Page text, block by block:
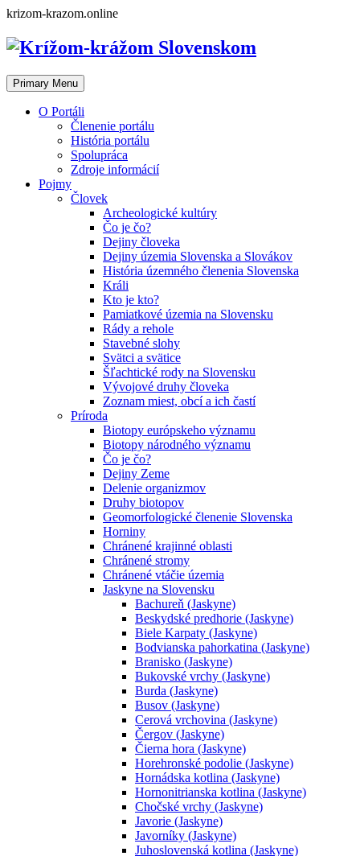
Skip
content
krizom-krazom.online
Primary Menu
O Portáli
Členenie portálu
História portálu
Spolupráca
Zdroje informácií
Pojmy
Človek
Archeologické kultúry
Čo je čo?
Dejiny človeka
Dejiny územia Slovenska a Slovákov
História územného členenia Slovenska
Králi
Kto je kto?
Pamiatkové územia na Slovensku
Rády a rehole
Stavebné slohy
Svätci a svätice
Šľachtické rody na Slovensku
Vývojové druhy človeka
Zoznam miest, obcí a ich častí
Príroda
Biotopy európskeho významu
Biotopy národného významu
Čo je čo?
Dejiny Zeme
Delenie organizmov
Druhy biotopov
Geomorfologické členenie Slovenska
Horniny
Chránené krajinné oblasti
Chránené stromy
Chránené vtáčie územia
Jaskyne na Slovensku
Bachureň (Jaskyne)
Beskydské predhorie (Jaskyne)
Biele Karpaty (Jaskyne)
Bodvianska pahorkatina (Jaskyne)
Branisko (Jaskyne)
Bukovské vrchy (Jaskyne)
Burda (Jaskyne)
Busov (Jaskyne)
Cerová vrchovina (Jaskyne)
Čergov (Jaskyne)
Čierna hora (Jaskyne)
Horehronské podolie (Jaskyne)
Hornádska kotlina (Jaskyne)
Hornonitrianska kotlina (Jaskyne)
Chočské vrchy (Jaskyne)
Javorie (Jaskyne)
Javorníky (Jaskyne)
Juhoslovenská kotlina (Jaskyne)